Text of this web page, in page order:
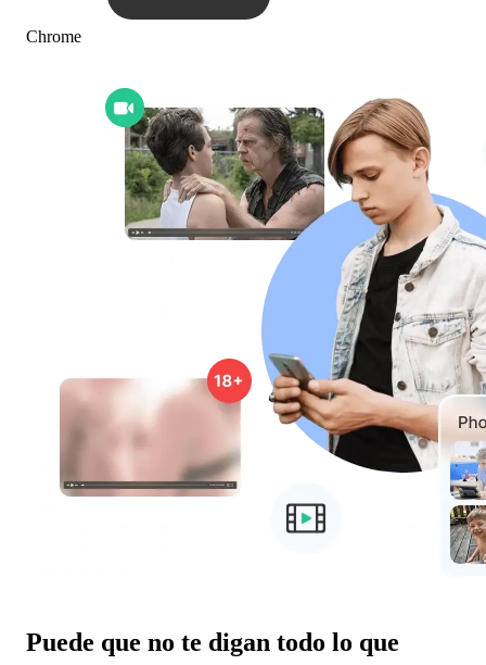
Chrome
Puede que no te digan todo lo que